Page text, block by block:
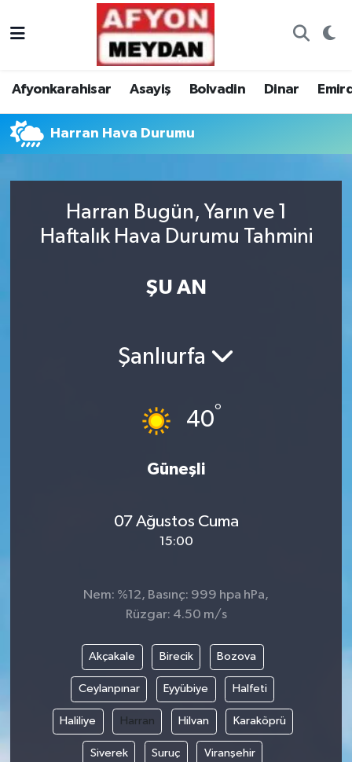
Afyonkarahisar Asayiş Bolvadin Dinar
Harran Hava Durumu
Harran Bugün, Yarın ve 1
Haftalık Hava Durumu Tahmini
ŞU AN
Şanlıurfa
40°
Güneşli
07 Ağustos Cuma
15:00
Nem: %12, Basınç: 999 hpa hPa,
Rüzgar: 4.50 m/s
Akçakale Birecik Bozova
Ceylanpınar Eyyübiye Halfeti
Haliliye Harran Hilvan Karaköprü
Siverek Suruç Viranşehir
Nöbetçi Eczaneler
Trafik Durumu
Süper Lig Puan Durumu ve Fikstür
Tüm Manşetler